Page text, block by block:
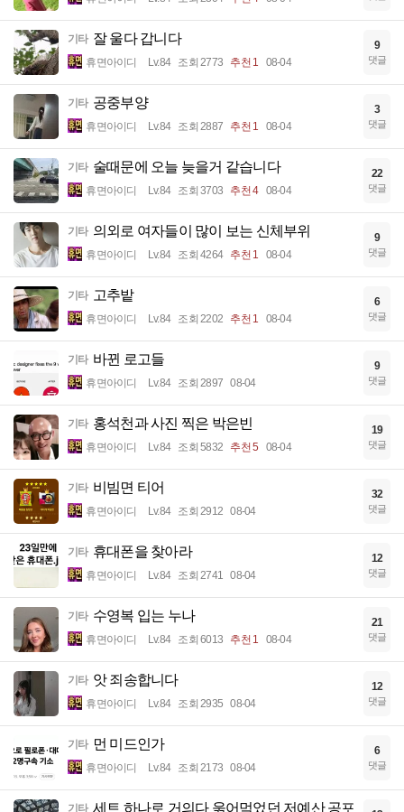
기타 잘 울다 갑니다
휴면아이디 Lv.84 조회 2773 추천 1 08-04
9
댓글
기타 공중부양
휴면아이디 Lv.84 조회 2887 추천 1 08-04
3
댓글
기타 술때문에 오늘 늦을거 같습니다
휴면아이디 Lv.84 조회 3703 추천 4 08-04
22
댓글
기타 의외로 여자들이 많이 보는 신체부위
휴면아이디 Lv.84 조회 4264 추천 1 08-04
9
댓글
기타 고추밭
휴면아이디 Lv.84 조회 2202 추천 1 08-04
6
댓글
기타 바뀐 로고들
휴면아이디 Lv.84 조회 2897 08-04
9
댓글
기타 홍석천과 사진 찍은 박은빈
휴면아이디 Lv.84 조회 5832 추천 5 08-04
19
댓글
기타 비빔면 티어
휴면아이디 Lv.84 조회 2912 08-04
32
댓글
기타 휴대폰을 찾아라
휴면아이디 Lv.84 조회 2741 08-04
12
댓글
기타 수영복 입는 누나
휴면아이디 Lv.84 조회 6013 추천 1 08-04
21
댓글
기타 앗 죄송합니다
휴면아이디 Lv.84 조회 2935 08-04
12
댓글
기타 먼 미드인가
휴면아이디 Lv.84 조회 2173 08-04
6
댓글
기타 세트 하나로 거의다 욹어먹었던 저예산 공포